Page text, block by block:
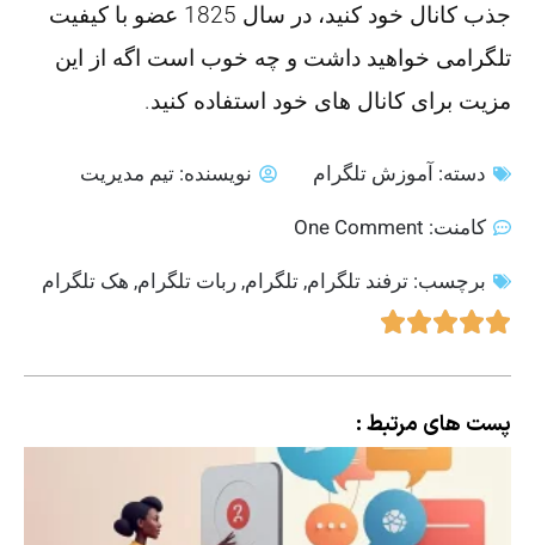
جذب کانال خود کنید، در سال 1825 عضو با کیفیت
تلگرامی خواهید داشت و چه خوب است اگه از این
مزیت برای کانال های خود استفاده کنید.
دسته: آموزش تلگرام نویسنده: تیم مدیریت
کامنت:
برچسب: ترفند تلگرام, تلگرام, ربات تلگرام, هک تلگرام
پست های مرتبط :